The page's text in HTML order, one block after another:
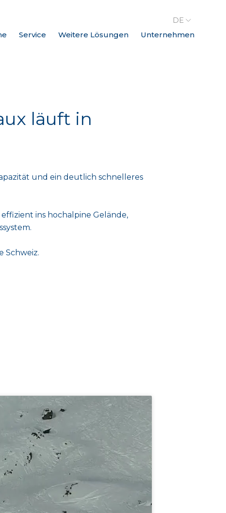
Service Weitere Lösungen Unternehmen
DE
läuft in
und ein deutlich schnelleres
ins hochalpine Gelände,
Schweiz.